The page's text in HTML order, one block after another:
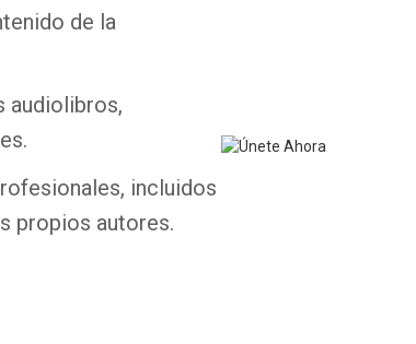
de la
audiolibros,
incluidos
propios autores.